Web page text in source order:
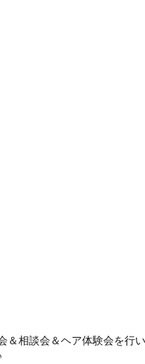
＆相談会＆ヘア体験会を行